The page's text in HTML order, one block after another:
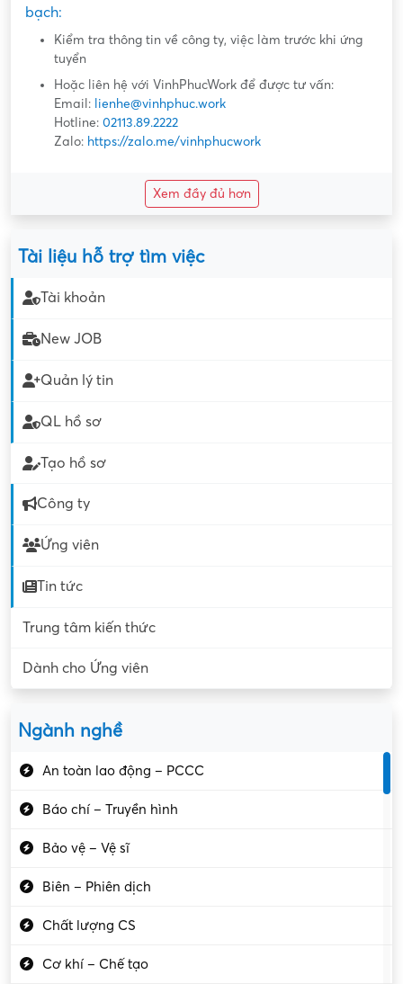
bạch:
Kiểm tra thông tin về công ty, việc làm trước khi ứng
tuyển
Hoặc liên hệ với VinhPhucWork để được tư vấn:
Email: lienhe@vinhphuc.work
Hotline: 02113.89.2222
Zalo: https://zalo.me/vinhphucwork
Xem đầy đủ hơn
Tài liệu hỗ trợ tìm việc
Tài khoản
New JOB
Quản lý tin
QL hồ sơ
Tạo hồ sơ
Công ty
Ứng viên
Tin tức
Trung tâm kiến thức
Dành cho Ứng viên
Ngành nghề
An toàn lao động – PCCC
Báo chí – Truyền hình
Bảo vệ – Vệ sĩ
Biên – Phiên dịch
Chất lượng CS
Cơ khí – Chế tạo